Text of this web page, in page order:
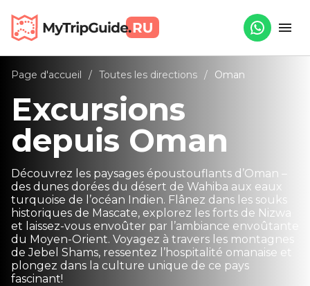
Page d'accueil / Toutes les directions / Oman
Excursions
depuis Oman
Découvrez les paysages époustouflants d’Oman –
des dunes dorées du désert de Wahiba aux eaux
turquoise de l’océan Indien. Flânez dans les souks
historiques de Mascate, explorez les forts de Nizwa
et laissez-vous envoûter par l’ambiance envoûtante
du Moyen-Orient. Voyagez à travers les montagnes
de Jebel Shams, ressentez l’hospitalité omanaise et
plongez dans la culture unique de ce pays
fascinant!